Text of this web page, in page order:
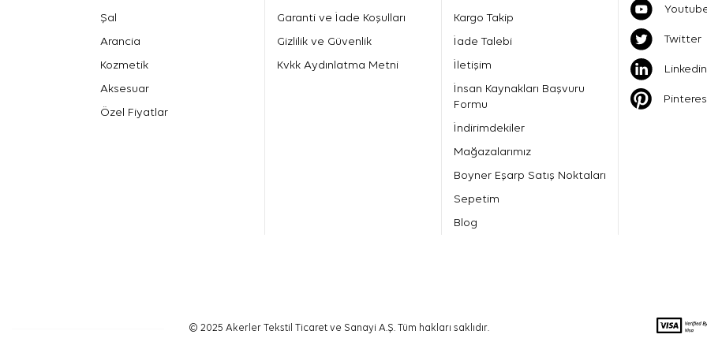
Şal
Arancia
Kozmetik
Aksesuar
Özel Fiyatlar
Garanti ve İade Koşulları
Gizlilik ve Güvenlik
Kvkk Aydınlatma Metni
Kargo Takip
İade Talebi
İletişim
İnsan Kaynakları Başvuru
Formu
İndirimdekiler
Mağazalarımız
Boyner Eşarp Satış Noktaları
Sepetim
Blog
Twitter
Linkedin
© 2025 Akerler Tekstil Ticaret ve Sanayi A.Ş. Tüm hakları saklıdır.